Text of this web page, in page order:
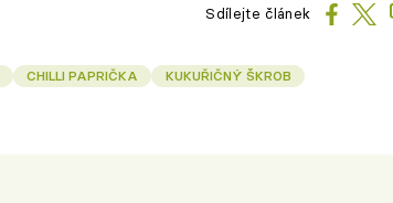
Sdílejte článek
CHILLI PAPRIČKA
KUKUŘIČNÝ ŠKROB